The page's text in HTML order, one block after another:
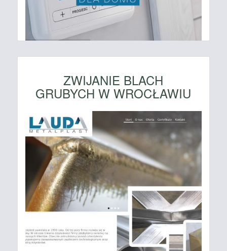
ZWIJANIE BLACH
GRUBYCH W WROCŁAWIU